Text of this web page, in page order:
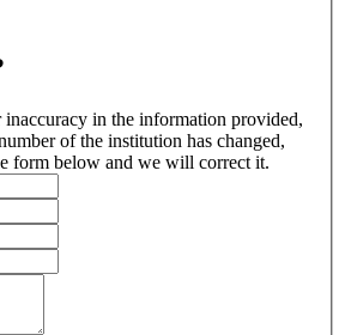
in the information provided,
of the institution has changed,
form below and we will correct it.